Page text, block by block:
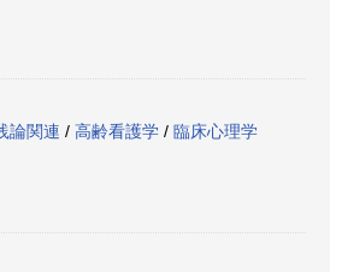
論関連 / 高齢看護学 / 臨床心理学